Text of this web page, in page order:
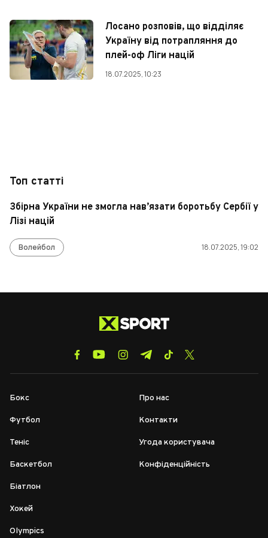
Лосано розповів, що відділяє
Україну від потрапляння до
плей-оф Ліги націй
18.07.2025, 10:23
Топ статті
Збірна України не змогла нав’язати боротьбу Сербії у
Лізі націй
Волейбол 18.07.2025, 19:02
Бокс
Футбол
Теніс
Баскетбол
Біатлон
Хокей
Olympics
Про нас
Контакти
Угода користувача
Конфіденційність